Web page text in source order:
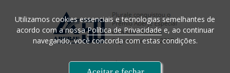
Desenvolvimento
Utilizamos cookies essenciais e tecnologias semelhantes de
acordo com a nossaPolítica de Privacidadee, ao continuar
navegando, você concorda com estas condições.